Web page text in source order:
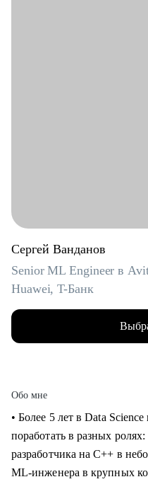
Сергей Ванданов
Senior ML Engineer в
Huawei, T-Банк
Обо мне
• Более 5 лет в Data
поработать в разных
разработчика на C++ в
ML-инженера в крупных